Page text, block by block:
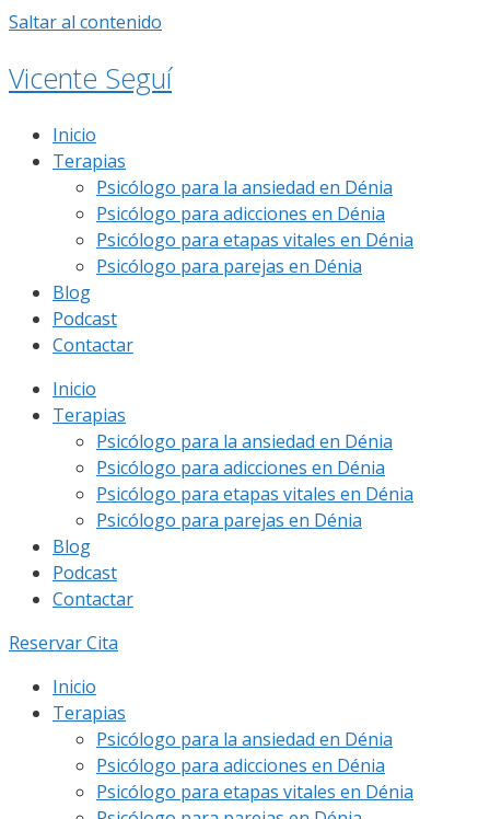
Saltar al contenido
Vicente Seguí
Inicio
Terapias
Psicólogo para la ansiedad en Dénia
Psicólogo para adicciones en Dénia
Psicólogo para etapas vitales en Dénia
Psicólogo para parejas en Dénia
Blog
Podcast
Contactar
Inicio
Terapias
Psicólogo para la ansiedad en Dénia
Psicólogo para adicciones en Dénia
Psicólogo para etapas vitales en Dénia
Psicólogo para parejas en Dénia
Blog
Podcast
Contactar
Reservar Cita
Inicio
Terapias
Psicólogo para la ansiedad en Dénia
Psicólogo para adicciones en Dénia
Psicólogo para etapas vitales en Dénia